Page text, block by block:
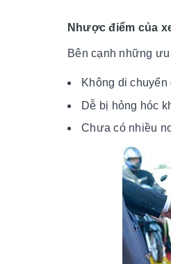
Nhược điểm của
Bên cạnh những
Không di
Dễ bị hỏng hóc
Chưa có nhiều